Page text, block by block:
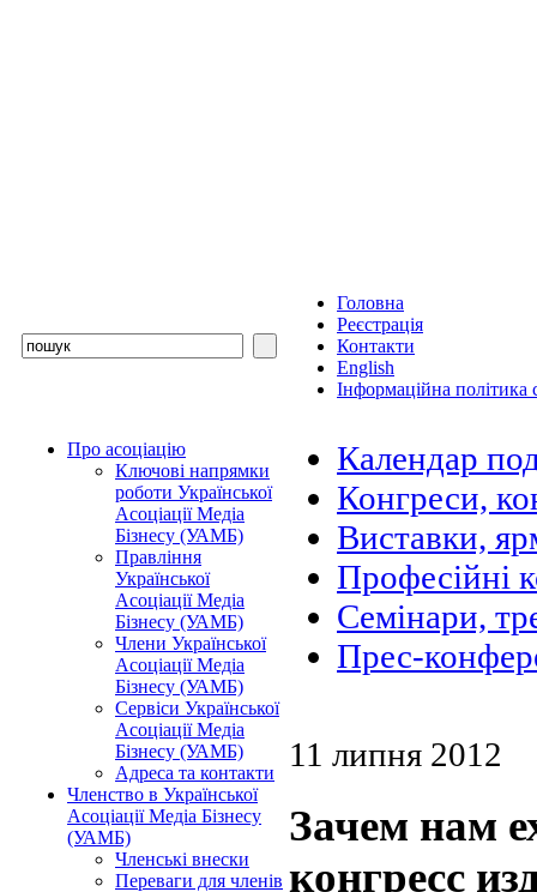
Головна
Реєстрація
Контакти
English
Інформаційна політика
Про асоціацію
Ключові напрямки
роботи Української
Асоціації Медіа
Бізнесу (УАМБ)
Правління
Української
Асоціації Медіа
Бізнесу (УАМБ)
Члени Української
Асоціації Медіа
Бізнесу (УАМБ)
Сервіси Української
Асоціації Медіа
Бізнесу (УАМБ)
Адреса та контакти
Членство в Української
Асоціації Медіа Бізнесу
(УАМБ)
Членські внески
Переваги для членів
Календар
Конгреси,
Виставки,
Професійні
Семінари,
Прес-
11 липня 2012
Зачем нам
конгресс